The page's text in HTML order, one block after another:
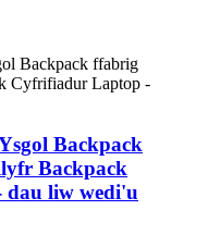
Backpack
Backpack
liw wedi'u